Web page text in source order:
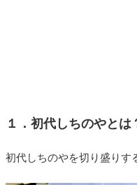
１．初代しちのやとは
初代しちのやを切り盛りす